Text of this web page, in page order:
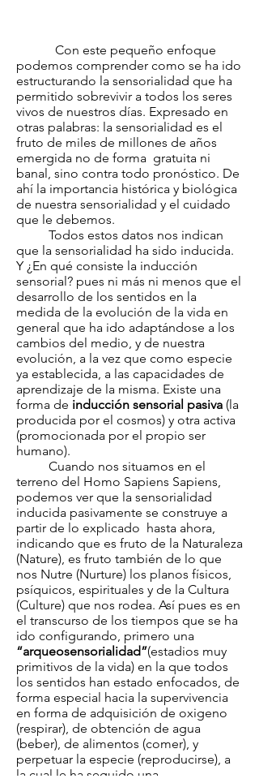
Con este pequeño enfoque
podemos comprender como se ha ido
estructurando la sensorialidad que ha
permitido sobrevivir a todos los seres
vivos de nuestros días. Expresado en
otras palabras: la sensorialidad es el
fruto de miles de millones de años
emergida no de forma gratuita ni
banal, sino contra todo pronóstico. De
ahí la importancia histórica y biológica
de nuestra sensorialidad y el cuidado
que le debemos.
Todos estos datos nos indican
que la sensorialidad ha sido inducida.
Y ¿En qué consiste la inducción
sensorial? pues ni más ni menos que el
desarrollo de los sentidos en la
medida de la evolución de la vida en
general que ha ido adaptándose a los
cambios del medio, y de nuestra
evolución, a la vez que como especie
ya establecida, a las capacidades de
aprendizaje de la misma. Existe una
forma de inducción sensorial pasiva (la
producida por el cosmos) y otra activa
(promocionada por el propio ser
humano).
Cuando nos situamos en el
terreno del Homo Sapiens Sapiens,
podemos ver que la sensorialidad
inducida pasivamente se construye a
partir de lo explicado hasta ahora,
indicando que es fruto de la Naturaleza
(Nature), es fruto también de lo que
nos Nutre (Nurture) los planos físicos,
psíquicos, espirituales y de la Cultura
(Culture) que nos rodea. Así pues es en
el transcurso de los tiempos que se ha
ido configurando, primero una
“arqueosensorialidad”(estadios muy
primitivos de la vida) en la que todos
los sentidos han estado enfocados, de
forma especial hacia la supervivencia
en forma de adquisición de oxigeno
(respirar), de obtención de agua
(beber), de alimentos (comer), y
perpetuar la especie (reproducirse), a
la cual le ha seguido una